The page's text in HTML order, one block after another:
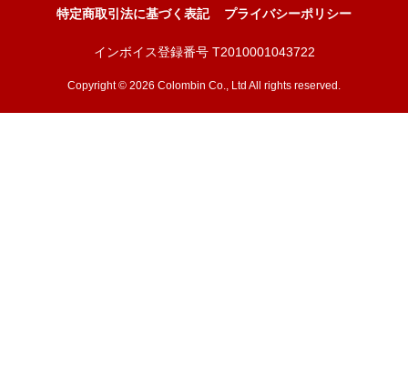
特定商取引法に基づく表記 プライバシーポリシー
インボイス登録番号 T2010001043722
Copyright © 2026 Colombin Co., Ltd All rights reserved.